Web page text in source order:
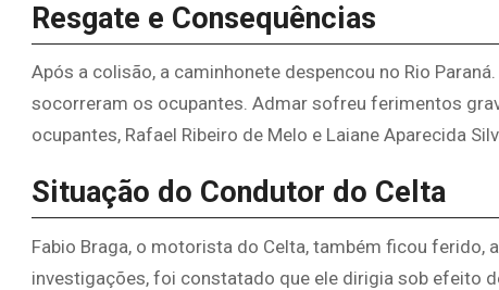
Resgate e Consequências
Após a colisão, a caminhonete despencou no Rio
socorreram os ocupantes. Admar sofreu ferimentos
ocupantes, Rafael Ribeiro de Melo e Laiane Aparecida
Situação do Condutor do Celta
Fabio Braga, o motorista do Celta, também ficou ferido,
investigações, foi constatado que ele dirigia sob efeito